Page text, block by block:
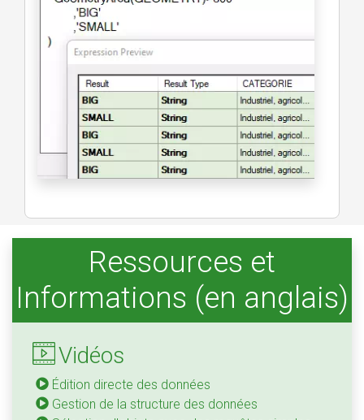
Ressources et
Informations (en anglais)
Vidéos
Édition directe des données
Gestion de la structure des données